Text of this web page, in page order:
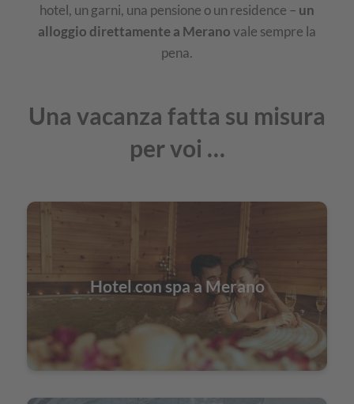
hotel, un garni, una pensione o un residence – un
alloggio direttamente a Meranovale sempre la
pena.
Una vacanza fatta su misura
per voi …
Hotel con spa a Merano